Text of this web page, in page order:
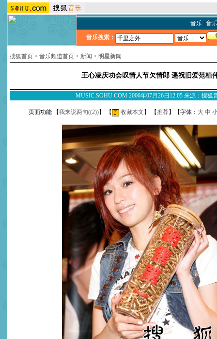
音乐| 音
音乐搜索：
搜狐首页 > 音乐频道首页 > 新闻 > 明星新闻
王心凌庆功会叹情人节欠情郎 遥祝旧爱范植
MUSIC.SOHU.COM 2006年07月26日12:05 来源：搜狐
页面功能 【我来说两句((2))】 【 收藏本文 】 【推荐】【字体： 大 中